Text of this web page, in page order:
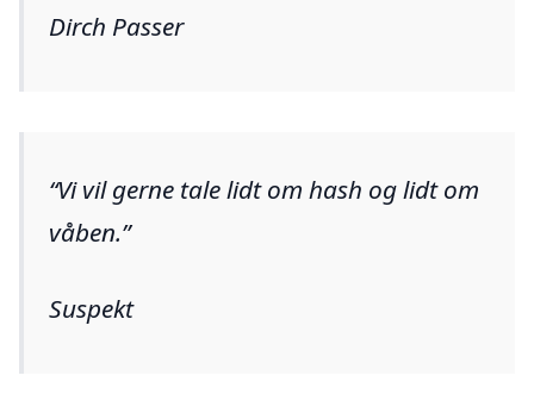
Dirch Passer
Vi vil gerne tale lidt om hash og lidt om
våben.
Suspekt